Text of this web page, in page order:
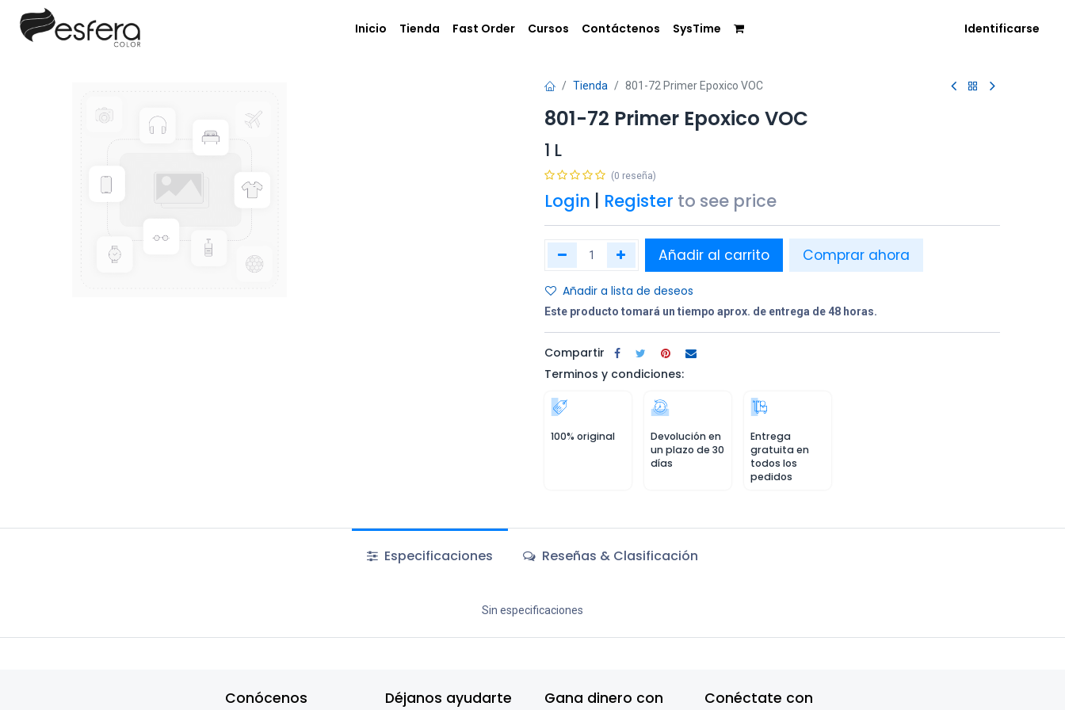
Inicio Tienda Fast Order Cursos Contáctenos SysTime Identificarse
Tienda 801-72 Primer Epoxico VOC
801-72 Primer Epoxico VOC
1 L
(0 reseña)
Login Register to see price
Añadir al carrito Comprar ahora
Añadir a lista de deseos
Este producto tomará un tiempo aprox. de entrega de 48 horas.
Compartir
Terminos y condiciones:
100% original
Devolución en
un plazo de 30
días
Entrega
gratuita en
todos los
pedidos
Especificaciones Reseñas & Clasificación
Sin especificaciones
Conócenos Déjanos ayudarte
Gana dinero con
Conéctate con